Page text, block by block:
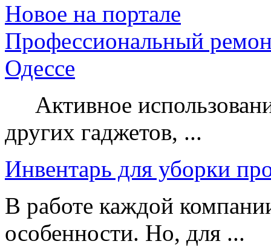
Новое на портале
Профессиональный
Одессе
Активное
других гаджетов, ...
Инвентарь для уборки
В работе каждой
особенности. Но, для ...